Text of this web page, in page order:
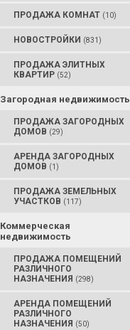
ПРОДАЖА КОМНАТ (10)
НОВОСТРОЙКИ (831)
ПРОДАЖА ЭЛИТНЫХ
КВАРТИР (52)
Загородная недвижимость
ПРОДАЖА ЗАГОРОДНЫХ
ДОМОВ (29)
АРЕНДА ЗАГОРОДНЫХ
ДОМОВ (1)
ПРОДАЖА ЗЕМЕЛЬНЫХ
УЧАСТКОВ (117)
Коммерческая
недвижимость
ПРОДАЖА ПОМЕЩЕНИЙ
РАЗЛИЧНОГО
НАЗНАЧЕНИЯ (298)
АРЕНДА ПОМЕЩЕНИЙ
РАЗЛИЧНОГО
НАЗНАЧЕНИЯ (50)